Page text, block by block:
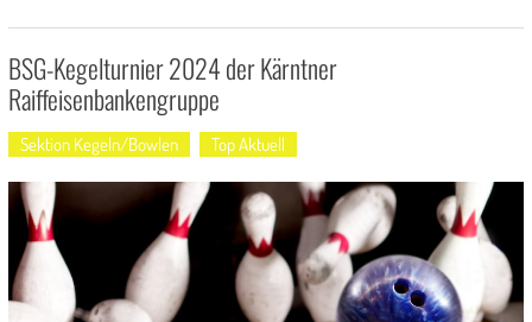
BSG-Kegelturnier 2024 der Kärntner
Raiffeisenbankengruppe
Sektion Kegeln/Bowlen Top Aktuell